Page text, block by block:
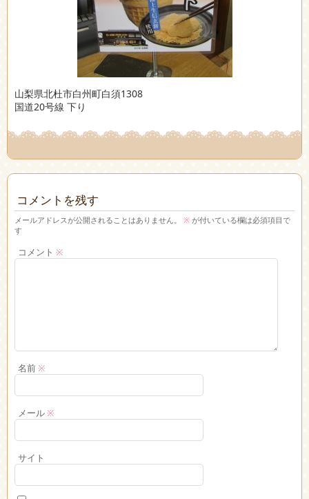
山梨県北杜市白州町白須1308
国道20号線 下り
コメントを残す
メールアドレスが公開されることはありません。 ※ が付いている欄は必須項目で
す
コメント ※
名前※
メール※
サイト